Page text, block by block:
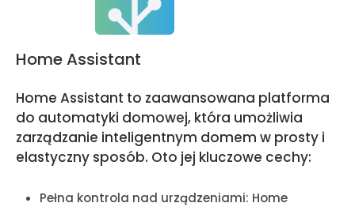
Home Assistant
Home Assistant to zaawansowana platforma
do automatyki domowej, która umożliwia
zarządzanie inteligentnym domem w prosty i
elastyczny sposób. Oto jej kluczowe cechy:
Pełna kontrola nad urządzeniami: Home